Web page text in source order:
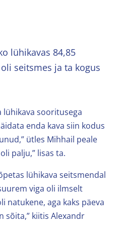
lühikavas 84,85
seitsmes ja ta kogus
lühikava sooritusega
enda kava siin kodus
ütles Mihhail peale
palju,” lisas ta.
lühikava seitsmendal
viga oli ilmselt
natukene, aga kaks päeva
sõita,” kiitis Alexandr